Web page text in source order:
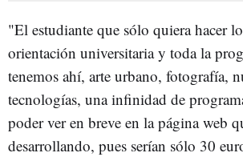
"El estudiante que sólo quiera hacer
orientación universitaria y toda la
tenemos ahí, arte urbano, fotografía,
tecnologías, una infinidad de
poder ver en breve en la página web
desarrollando, pues serían sólo 30